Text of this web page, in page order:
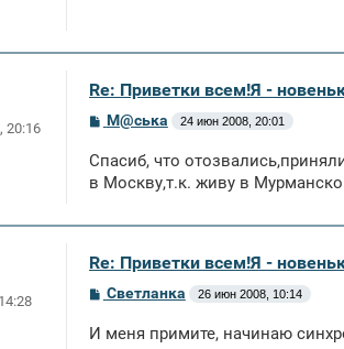
и
20:16
Re: Приветки всем!Я -
С
б
щ
и
М@ська 24 июн 2008, 20:01
Спасиб, что
в Москву,т.к. живу в
Re: Приветки всем!Я -
С
б
Светланка 26 июн 2008, 10:14
И меня примите, начинаю